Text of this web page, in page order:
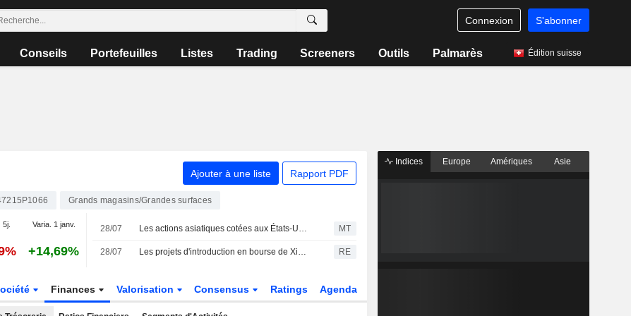
Connexion S'abonner
Conseils Portefeuilles Listes Trading Screeners Outils Palmarès Édition suisse
Ajouter à une liste Rapport PDF
Grands magasins/Grandes surfaces
5j. Varia. 1 janv.
+14,69%
28/07 Les actions asiatiques cotées aux États-Unis sous forme d'ADR chutent lourdement lors de la séance de mardi MT
28/07 Les projets d'introduction en bourse de Xiaohongshu à Hong Kong sous surveillance après une plainte sur sa structure d'entreprise RE
Finances Valorisation Consensus Ratings Agenda
Indices Europe Amériques Asie